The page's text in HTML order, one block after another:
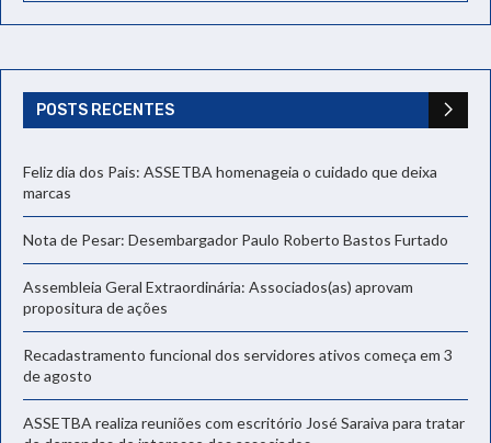
POSTS RECENTES
Feliz dia dos Pais: ASSETBA homenageia o cuidado que deixa
marcas
Nota de Pesar: Desembargador Paulo Roberto Bastos Furtado
Assembleia Geral Extraordinária: Associados(as) aprovam
propositura de ações
Recadastramento funcional dos servidores ativos começa em 3
de agosto
ASSETBA realiza reuniões com escritório José Saraiva para tratar